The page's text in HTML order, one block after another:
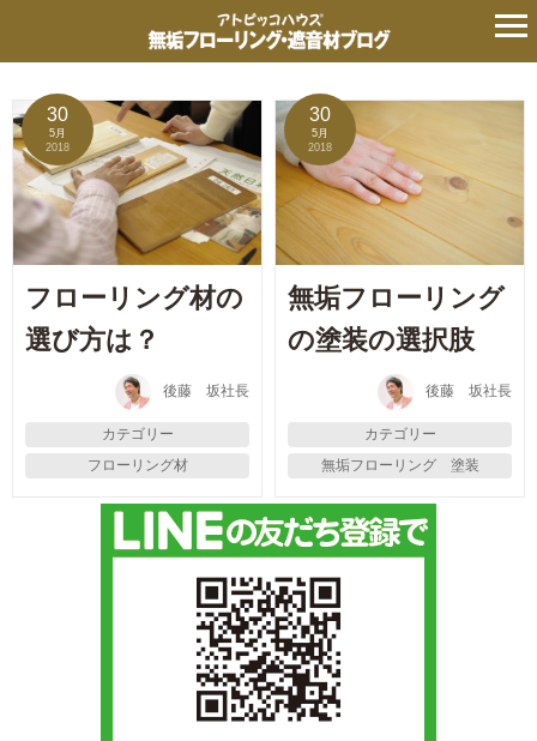
素材感 の記事
30
5月
2018
フローリング材の
選び方は？
後藤 坂社長
カテゴリー
フローリング材
30
5月
2018
無垢フローリング
の塗装の選択肢
後藤 坂社長
カテゴリー
無垢フローリング 塗装